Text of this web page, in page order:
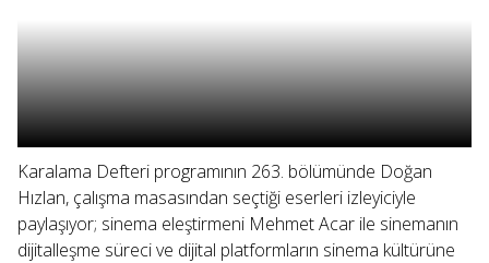
Karalama Defteri programının 263. bölümünde Doğan
Hızlan, çalışma masasından seçtiği eserleri izleyiciyle
paylaşıyor; sinema eleştirmeni Mehmet Acar ile sinemanın
dijitalleşme süreci ve dijital platformların sinema kültürüne